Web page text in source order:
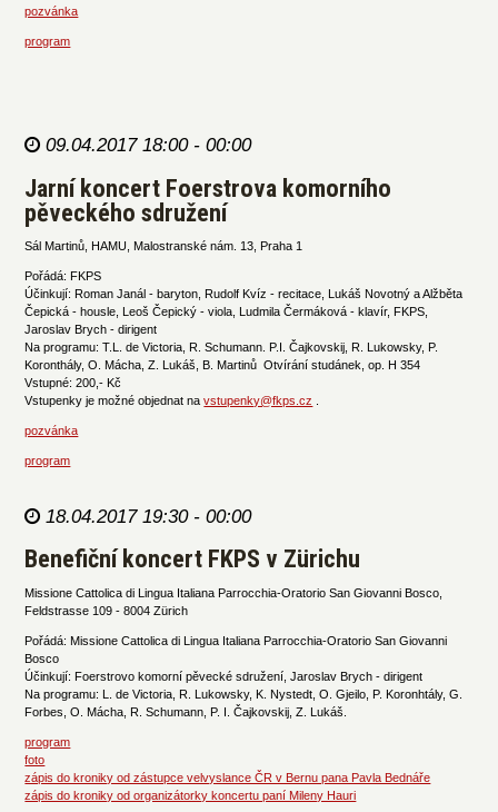
pozvánka
program
09.04.2017 18:00 - 00:00
Jarní koncert Foerstrova komorního
pěveckého sdružení
Sál Martinů, HAMU, Malostranské nám. 13, Praha 1
Pořádá: FKPS
Účinkují: Roman Janál - baryton, Rudolf Kvíz - recitace, Lukáš Novotný a Alžběta
Čepická - housle, Leoš Čepický - viola, Ludmila Čermáková - klavír, FKPS,
Jaroslav Brych - dirigent
Na programu: T.L. de Victoria, R. Schumann. P.I. Čajkovskij, R. Lukowsky, P.
Koronthály, O. Mácha, Z. Lukáš, B. Martinů Otvírání studánek, op. H 354
Vstupné: 200,- Kč
Vstupenky je možné objednat navstupenky@fkps.cz
pozvánka
program
18.04.2017 19:30 - 00:00
Benefiční koncert FKPS v Zürichu
Missione Cattolica di Lingua Italiana Parrocchia-Oratorio San Giovanni Bosco,
Feldstrasse 109 - 8004 Zürich
Pořádá: Missione Cattolica di Lingua Italiana Parrocchia-Oratorio San Giovanni
Bosco
Účinkují: Foerstrovo komorní pěvecké sdružení, Jaroslav Brych - dirigent
Na programu: L. de Victoria, R. Lukowsky, K. Nystedt, O. Gjeilo, P. Koronhtály, G.
Forbes, O. Mácha, R. Schumann, P. I. Čajkovskij, Z. Lukáš.
program
foto
zápis do kroniky od zástupce velvyslance ČR v Bernu pana Pavla Bednáře
zápis do kroniky od organizátorky koncertu paní Mileny Hauri